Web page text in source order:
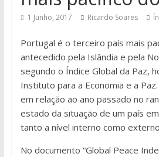
1 Junho, 2017 Ricardo Soares
Portugal é o terceiro país mais
antecedido pela Islândia e pela
segundo o Índice Global da Paz,
Instituto para a Economia e a
em relação ao ano passado no
estado da situação de um país
tanto a nível interno como
No documento “Global Peace